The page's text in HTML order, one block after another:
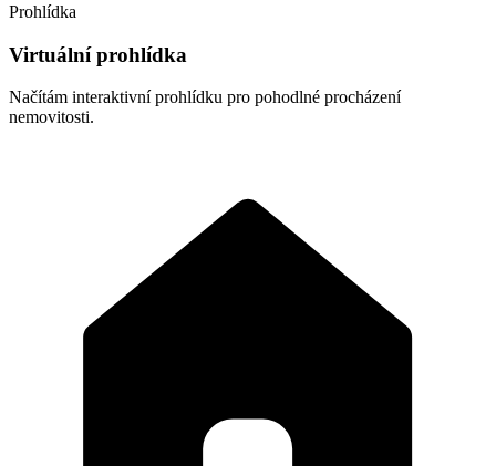
Prohlídka
Virtuální prohlídka
Načítám interaktivní prohlídku pro pohodlné procházení
nemovitosti.